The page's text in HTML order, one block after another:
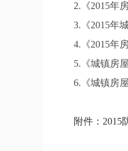
2.《2015年
3.《2015年
4.《2015年
5.《城镇房
6.《城镇房
附件：2015